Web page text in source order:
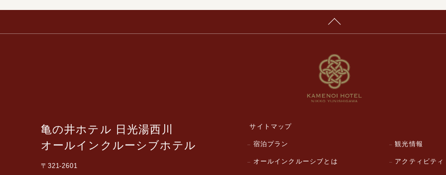
亀の井ホテル 日光湯西川
オールインクルーシブホテル
〒321-2601
サイトマップ
宿泊プラン
オールインクルーシブとは
観光情報
アクティビティ